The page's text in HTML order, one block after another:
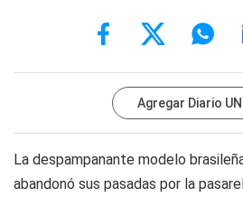
Agregar Diario
La despampanante modelo
abandonó sus pasadas por la